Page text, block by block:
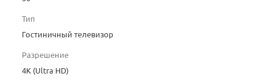
Тип
Гостиничный телевизор
Разрешение
4K (Ultra HD)